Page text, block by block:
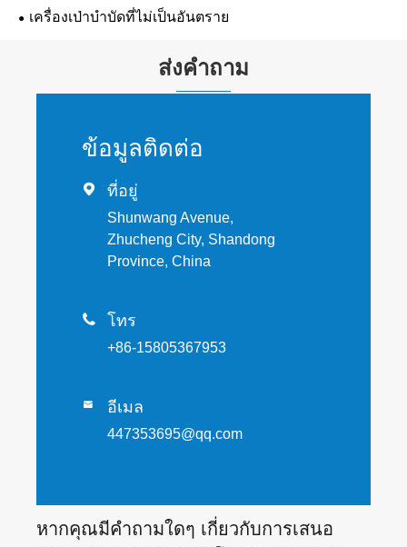
เครื่องเป่าบำบัดที่ไม่เป็นอันตราย
ส่งคำถาม
ข้อมูลติดต่อ
 ที่อยู่
Shunwang Avenue,
Zhucheng City, Shandong
Province, China
 โทร
+86-15805367953
 อีเมล
447353695@qq.com
หากคุณมีคำถามใดๆ เกี่ยวกับการเสนอ